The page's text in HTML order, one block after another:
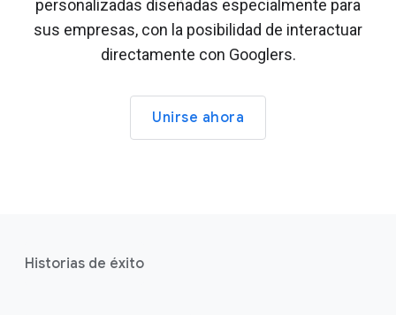
personalizadas diseñadas especialmente para
sus empresas, con la posibilidad de interactuar
directamente con Googlers.
Unirse ahora
Historias de éxito